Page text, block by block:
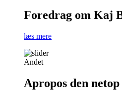
Foredrag om Kaj
læs mere
Andet
Apropos den